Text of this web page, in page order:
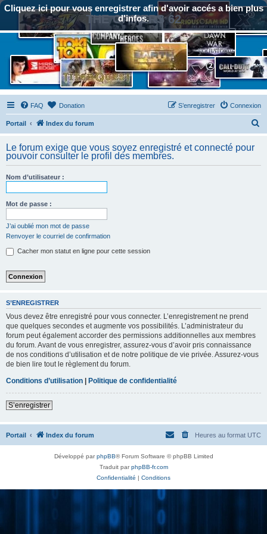
Cliquez ici pour vous enregistrer afin d'avoir accés a bien plus
d'infos.
THE GAMERS 62
FAQ Donation Connexion
S’enregistrer
Portail Index du forum
h
Le forum exige que vous soyez enregistré et connecté pour
pouvoir consulter le profil des membres.
Nom d’utilisateur :
Mot de passe :
J’ai oublié mon mot de passe
Renvoyer le courriel de confirmation
Cacher mon statut en ligne pour cette session
S’ENREGISTRER
Vous devez être enregistré pour vous connecter. L’enregistrement ne prend
que quelques secondes et augmente vos possibilités. L’administrateur du
forum peut également accorder des permissions additionnelles aux membres
du forum. Avant de vous enregistrer, assurez-vous d’avoir pris connaissance
de nos conditions d’utilisation et de notre politique de vie privée. Assurez-vous
de bien lire tout le règlement du forum.
Conditions d’utilisation
Politique de confidentialité
S’enregistrer
Portail Index du forum Heures au format UTC
Développé parphpBB® Forum Software © phpBB Limited
Traduit parphpBB-fr.com
Confidentialité | Conditions